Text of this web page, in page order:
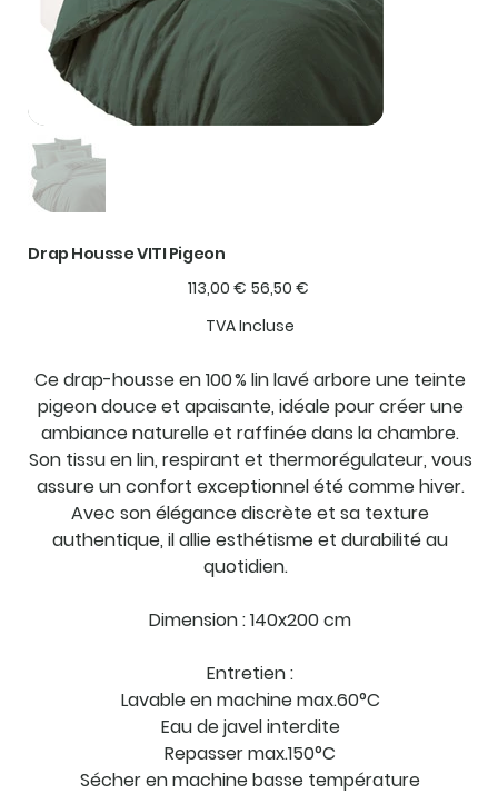
Drap Housse VITI Pigeon
Prix
d’origine
113,00 € Prix
promotionnel
56,50 €
TVA Incluse
Ce drap-housse en 100 % lin lavé arbore une teinte
pigeon douce et apaisante, idéale pour créer une
ambiance naturelle et raffinée dans la chambre.
Son tissu en lin, respirant et thermorégulateur, vous
assure un confort exceptionnel été comme hiver.
Avec son élégance discrète et sa texture
authentique, il allie esthétisme et durabilité au
quotidien.
Dimension : 140x200 cm
Entretien :
Lavable en machine max.60°C
Eau de javel interdite
Repasser max.150°C
Sécher en machine basse température